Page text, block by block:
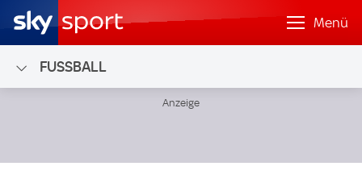
Menü
FUSSBALL